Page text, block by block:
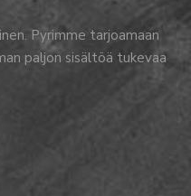
Pyrimme tarjoamaan
paljon sisältöä tukevaa